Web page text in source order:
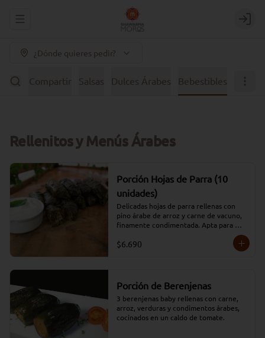
Abrir menu de navegación Login
¿Dónde quieres pedir?
y Compartir Salsas Dulces Árabes Bebestibles
Rellenitos y Menús Árabes
Porción Hojas de Parra (10
unidades)
Delicadas hojas de parra rellenas con
pino árabe de arroz y carne de vacuno,
finamente condimentada. Apta para
$6.690
Porción de Berenjenas
3 berenjenas baby rellenas con carne,
arroz, verduras y condimentos árabes,
cocinados en un caldo de tomate.